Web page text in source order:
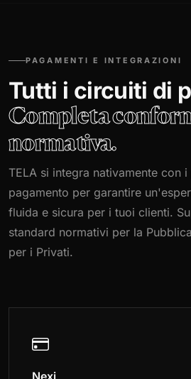
PAGAMENTI E INTEGRAZIONI
Tutti i circuiti di
Completa
normativa.
TELA si integra nativamente con
pagamento per garantire
fluida e sicura per i tuoi clienti.
standard normativi per la
per i Privati.
Nexi